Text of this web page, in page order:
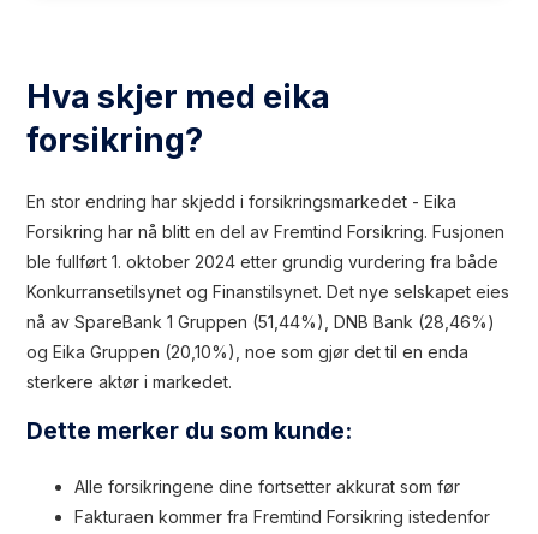
Hva skjer med eika
forsikring?
En stor endring har skjedd i forsikringsmarkedet - Eika
Forsikring har nå blitt en del av Fremtind Forsikring. Fusjonen
ble fullført 1. oktober 2024 etter grundig vurdering fra både
Konkurransetilsynet og Finanstilsynet. Det nye selskapet eies
nå av SpareBank 1 Gruppen (51,44%), DNB Bank (28,46%)
og Eika Gruppen (20,10%), noe som gjør det til en enda
sterkere aktør i markedet.
Dette merker du som kunde:
Alle forsikringene dine fortsetter akkurat som før
Fakturaen kommer fra Fremtind Forsikring istedenfor